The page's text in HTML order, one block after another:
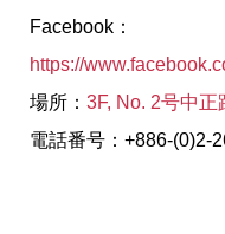
Facebook：
https://
場所： 3F, No. 2号中
電話番号：+886-(0)2-